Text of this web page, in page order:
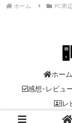
ホーム PC周
ホーム
感想･レビュ
レ
© 2013 PC